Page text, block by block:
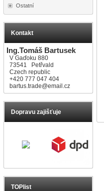
Ostatní
Kontakt
Ing.Tomáš Bartusek
V Gaďoku 880
73541 Petřvald
Czech republic
+420 777 047 404
bartus.trade@email.cz
Dopravu zajišťuje
TOPlist